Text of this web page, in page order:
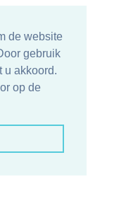
de website
gebruik
u akkoord.
op de